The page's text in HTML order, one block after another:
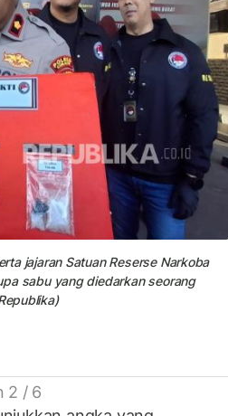
jajaran Satuan Reserse Narkoba
sabu yang diedarkan seorang
2 / 6